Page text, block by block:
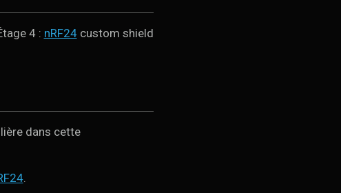
4 : nRF24custom shield
dans cette
.